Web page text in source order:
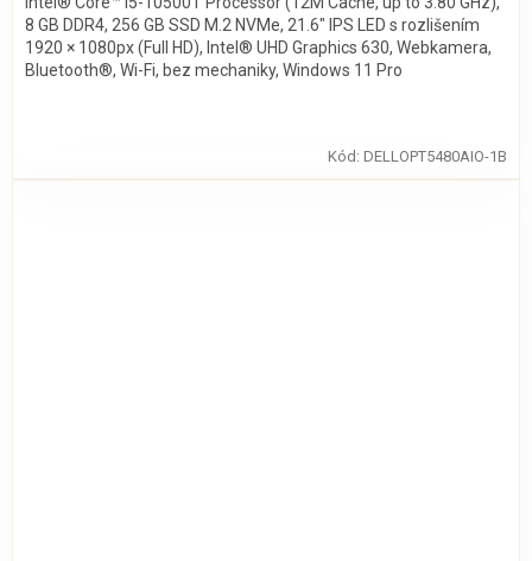
8 GB DDR4, 256 GB SSD M.2 NVMe, 21.6″ IPS LED s rozlišením
1920 × 1080px (Full HD), Intel® UHD Graphics 630, Webkamera,
Bluetooth®, Wi-Fi, bez mechaniky, Windows 11 Pro
Kód: DELLOPT5480AIO-1B